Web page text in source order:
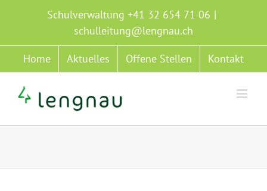
springen
Schulverwaltung +41 32 654 71 06 |
schulleitung@lengnau.ch
Home Aktuelles Offene Stellen Kontakt